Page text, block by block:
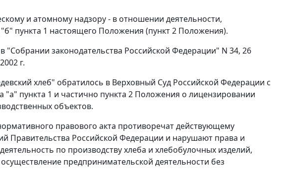
и атомному надзору - в отношении деятельности,
пункта 1 настоящего Положения (пункт 2 Положения).
в "Собрании законодательства Российской Федерации" N 34, 26
г.
хлеб" обратилось в Верховный Суд Российской Федерации с
"а" пункта 1 и частично пункта 2 Положения о лицензировании
объектов.
правового акта противоречат действующему
Правительства Российской Федерации и нарушают права и
по производству хлеба и хлебобулочных изделий,
предпринимательской деятельности без